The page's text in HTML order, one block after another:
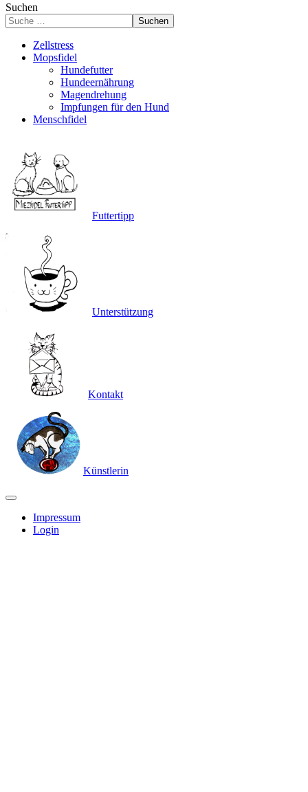
Suchen
Suchen
Zellstress
Mopsfidel
Hundefutter
Hundeernährung
Magendrehung
Impfungen für den Hund
Menschfidel
Futtertipp
Unterstützung
Kontakt
Künstlerin
Impressum
Login